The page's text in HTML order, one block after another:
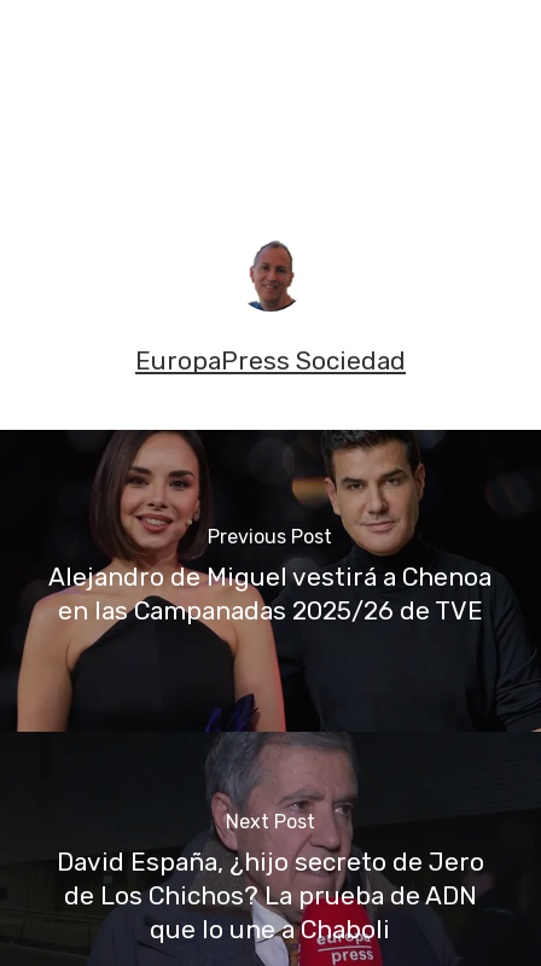
EuropaPress Sociedad
Previous Post
Alejandro de Miguel vestirá a Chenoa
en las Campanadas 2025/26 de TVE
Next Post
David España, ¿hijo secreto de Jero
de Los Chichos? La prueba de ADN
que lo une a Chaboli